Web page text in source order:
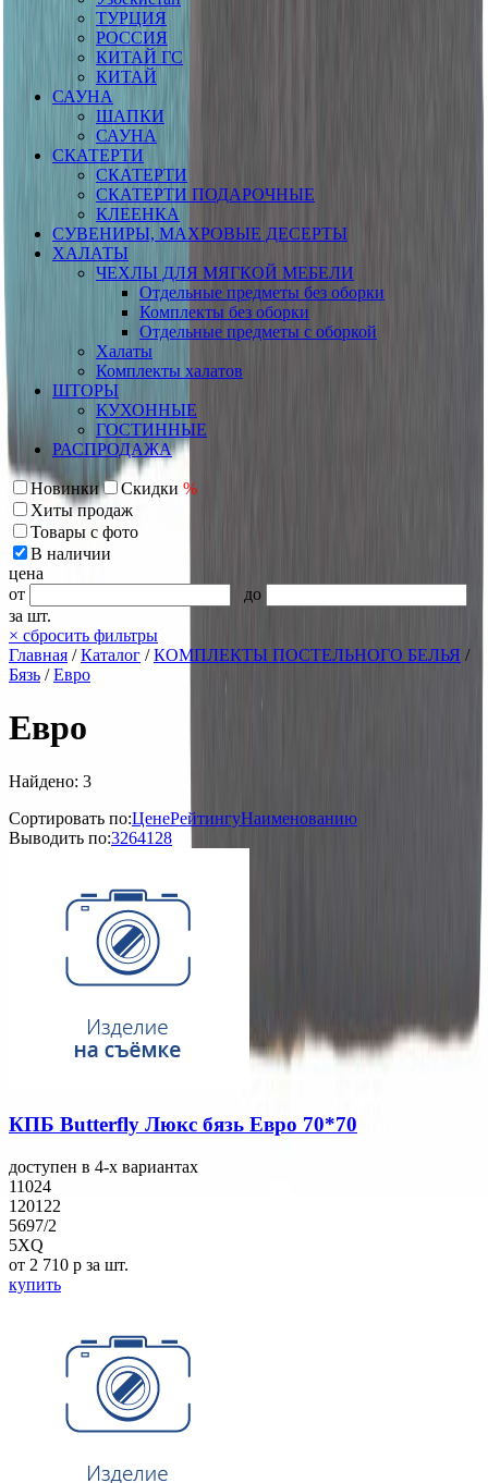
ТУРЦИЯ
РОССИЯ
КИТАЙ ГС
КИТАЙ
САУНА
ШАПКИ
САУНА
СКАТЕРТИ
СКАТЕРТИ
СКАТЕРТИ ПОДАРОЧНЫЕ
КЛЕЕНКА
СУВЕНИРЫ, МАХРОВЫЕ ДЕСЕРТЫ
ХАЛАТЫ
ЧЕХЛЫ ДЛЯ МЯГКОЙ МЕБЕЛИ
Отдельные предметы без оборки
Комплекты без оборки
Отдельные предметы с оборкой
Халаты
Комплекты халатов
ШТОРЫ
КУХОННЫЕ
ГОСТИННЫЕ
РАСПРОДАЖА
Новинки Скидки %
Хиты продаж
Товары с фото
В наличии
цена
от
до
за шт.
× сбросить фильтры
Главная /Каталог /КОМПЛЕКТЫ ПОСТЕЛЬНОГО БЕЛЬЯ /
Бязь /Евро
Евро
Найдено: 3
Сортировать по:ЦенеРейтингуНаименованию
Выводить по:3264128
КПБ Butterfly Люкс бязь Евро 70*70
доступен в 4-x вариантах
11024
120122
5697/2
5XQ
от 2 710 p за шт.
купить